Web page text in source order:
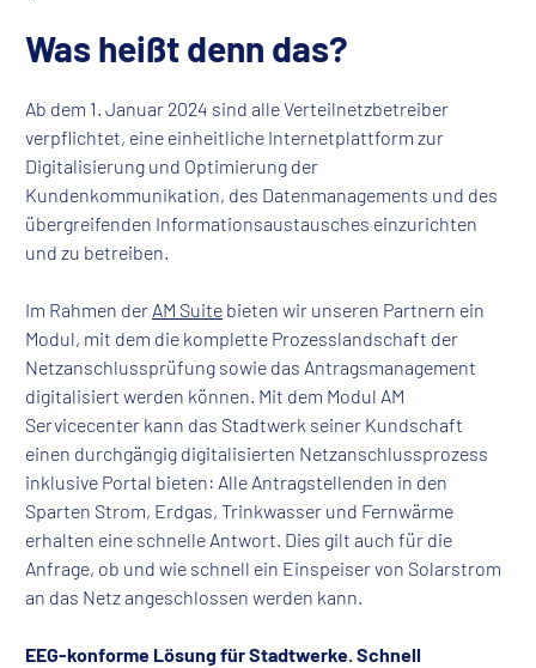
Was heißt denn das?
Ab dem 1. Januar 2024 sind alle Verteilnetzbetreiber
verpflichtet, eine einheitliche Internetplattform zur
Digitalisierung und Optimierung der
Kundenkommunikation, des Datenmanagements und des
übergreifenden Informationsaustausches einzurichten
und zu betreiben.
Im Rahmen der AM Suite bieten wir unseren Partnern ein
Modul, mit dem die komplette Prozesslandschaft der
Netzanschlussprüfung sowie das Antragsmanagement
digitalisiert werden können. Mit dem Modul AM
Servicecenter kann das Stadtwerk seiner Kundschaft
einen durchgängig digitalisierten Netzanschlussprozess
inklusive Portal bieten: Alle Antragstellenden in den
Sparten Strom, Erdgas, Trinkwasser und Fernwärme
erhalten eine schnelle Antwort. Dies gilt auch für die
Anfrage, ob und wie schnell ein Einspeiser von Solarstrom
an das Netz angeschlossen werden kann.
EEG-konforme Lösung für Stadtwerke. Schnell